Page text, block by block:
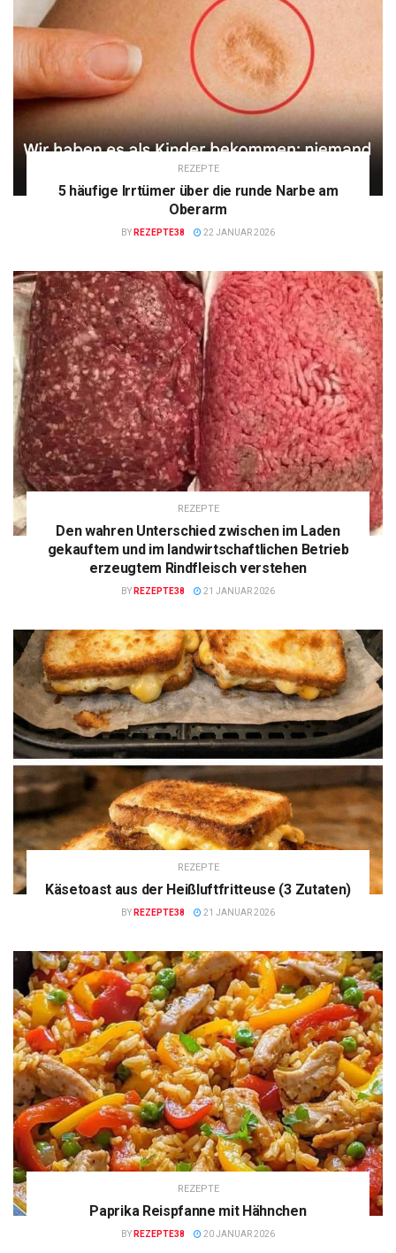
REZEPTE
5 häufige Irrtümer über die runde Narbe am
Oberarm
BY REZEPTE38 22 JANUAR 2026
REZEPTE
Den wahren Unterschied zwischen im Laden
gekauftem und im landwirtschaftlichen Betrieb
erzeugtem Rindfleisch verstehen
BY REZEPTE38 21 JANUAR 2026
REZEPTE
Käsetoast aus der Heißluftfritteuse (3 Zutaten)
BY REZEPTE38 21 JANUAR 2026
REZEPTE
Paprika Reispfanne mit Hähnchen
BY REZEPTE38 20 JANUAR 2026